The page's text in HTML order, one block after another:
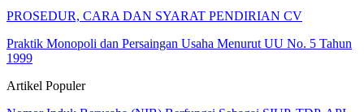
PROSEDUR, CARA DAN SYARAT PENDIRIAN CV
Praktik Monopoli dan Persaingan Usaha Menurut UU No. 5 Tahun
1999
Artikel Populer